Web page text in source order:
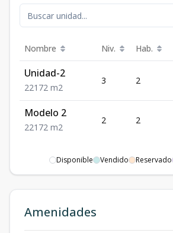
Nombre Niv. Hab.
Unidad-2
221 72 m2
3 2
Modelo 2
221 72 m2
2 2
Disponible Vendido Reservado
Amenidades